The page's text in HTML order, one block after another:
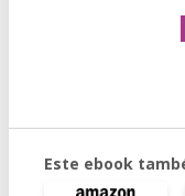
Este ebook